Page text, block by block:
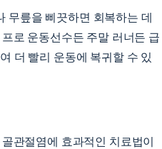
무릎을 삐끗하면 회복하는 데
로 운동선수든 주말 러너든 급
더 빨리 운동에 복귀할수 있
관절염에 효과적인 치료법이